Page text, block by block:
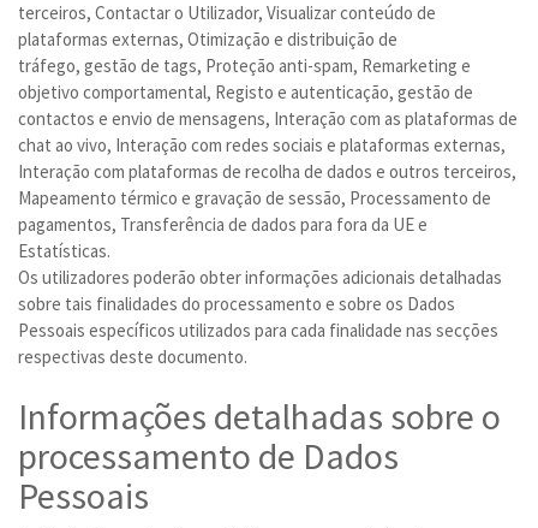
terceiros, Contactar o Utilizador, Visualizar conteúdo de
plataformas externas, Otimização e distribuição de
tráfego, gestão de tags, Proteção anti-spam, Remarketing e
objetivo comportamental, Registo e autenticação, gestão de
contactos e envio de mensagens, Interação com as plataformas de
chat ao vivo, Interação com redes sociais e plataformas externas,
Interação com plataformas de recolha de dados e outros terceiros,
Mapeamento térmico e gravação de sessão, Processamento de
pagamentos, Transferência de dados para fora da UE e
Estatísticas.
Os utilizadores poderão obter informações adicionais detalhadas
sobre tais finalidades do processamento e sobre os Dados
Pessoais específicos utilizados para cada finalidade nas secções
respectivas deste documento.
Informações detalhadas sobre o
processamento de Dados
Pessoais